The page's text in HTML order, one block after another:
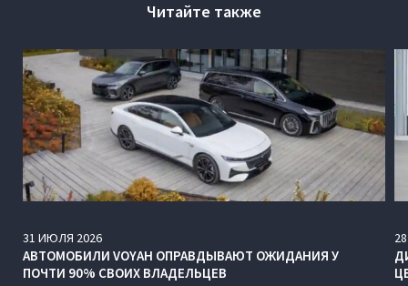
Читайте также
31 ИЮЛЯ 2026
АВТОМОБИЛИ VOYAH ОПРАВДЫВАЮТ ОЖИДАНИЯ У
ПОЧТИ 90% СВОИХ ВЛАДЕЛЬЦЕВ
28